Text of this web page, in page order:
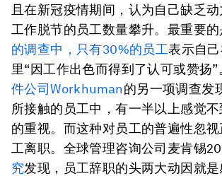
且在新冠疫情期间，认为自己缺乏
工作脱节的员工数量攀升。最重要
的调查中，只有30%的员工表示自
里“因工作出色而得到了认可或赞扬”
件公司Workhuman的另一项调查发
所接触的员工中，有一半以上感觉
的重视。而这种对员工的普遍性忽
工离职。全球管理咨询公司麦肯锡
究发现，员工辞职的头两大动因就是